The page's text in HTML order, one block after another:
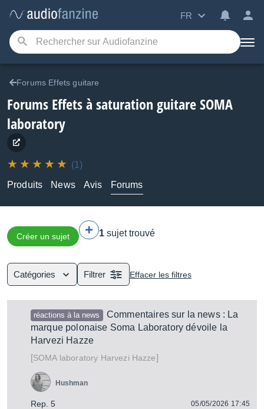
FR
Forums Effets guitare
Forums Effets à saturation guitare SOMA
laboratory
(1)
Produits
News Avis Forums
Créer un sujet 1 sujet trouvé
Catégories Filtrer Effacer les filtres
réactions à la news
Commentaires sur la news : La
marque polonaise Soma Laboratory dévoile la
Harvezi Hazze
[SOMA laboratory Harvezi Hazze]
Rep. 5
Hushman
05/05/2026 17:45